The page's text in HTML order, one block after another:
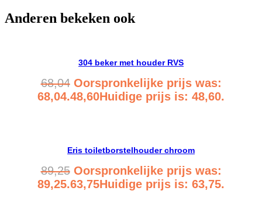
Anderen bekeken ook
304 beker met houder RVS
68,04 Oorspronkelijke prijs was:
68,04.48,60Huidige prijs is: 48,60.
Eris toiletborstelhouder chroom
89,25 Oorspronkelijke prijs was:
89,25.63,75Huidige prijs is: 63,75.